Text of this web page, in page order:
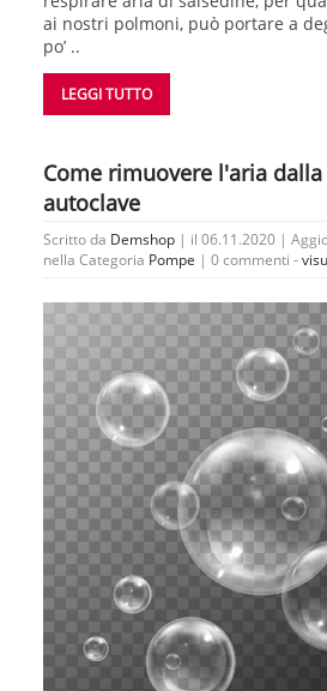
ai nostri polmoni, può portare a
po’ ..
LEGGI TUTTO
Come rimuovere l'aria
autoclave
Scritto da Demshop | il 06.11.2020 |
nella Categoria Pompe | 0 commenti -